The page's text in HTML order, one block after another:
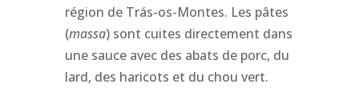
région de Trás-os-Montes. Les pâtes
(massa) sont cuites directement dans
une sauce avec des abats de porc, du
lard, des haricots et du chou vert.